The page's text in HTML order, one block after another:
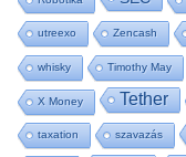
utreexo Zencash
whisky Timothy May
X Money Tether
taxation szavazás